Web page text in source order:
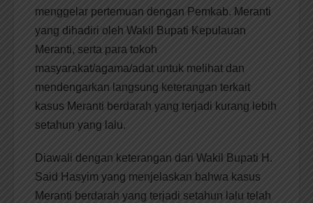
menggelar pertemuan dengan Pemkab. Meranti
yang dihadiri oleh Wakil Bupati Kepulauan
Meranti, serta para tokoh
masyarakat/agama/adat untuk melihat dan
mendengarkan langsung keterangan terkait
kasus Meranti berdarah yang terjadi kurang lebih
setahun yang lalu.
Diawali dengan keterangan dari Wakil Bupati H.
Said Hasyim yang menjelaskan bahwa kasus
Meranti berdarah yang terjadi setahun lalu telah